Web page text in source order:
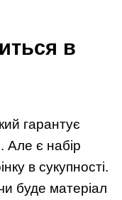
в
гарантує
Але є набір
в сукупності.
буде матеріал